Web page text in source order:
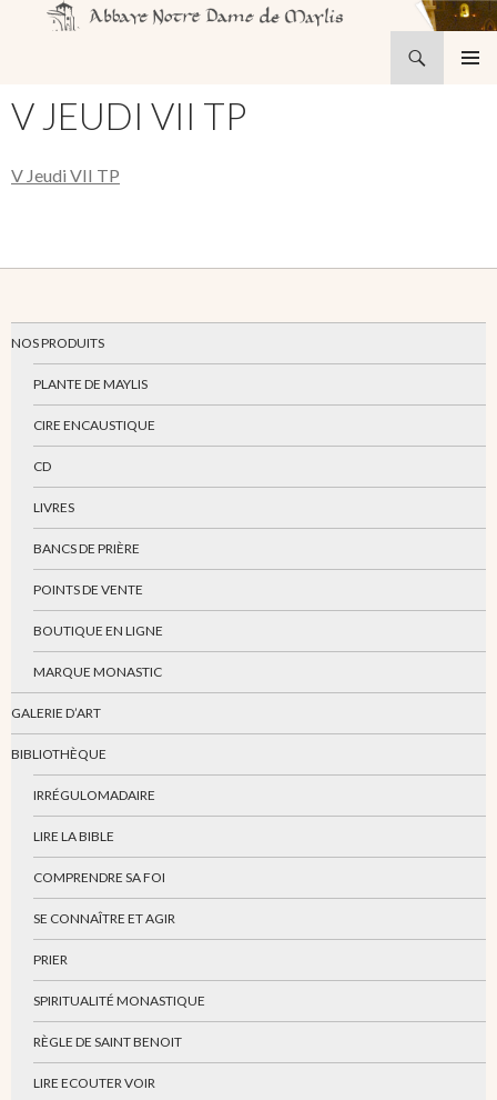
AU
CONTENU
V JEUDI VII TP
V Jeudi VII TP
NOS PRODUITS
PLANTE DE MAYLIS
CIRE ENCAUSTIQUE
CD
LIVRES
BANCS DE PRIÈRE
POINTS DE VENTE
BOUTIQUE EN LIGNE
MARQUE MONASTIC
GALERIE D’ART
BIBLIOTHÈQUE
IRRÉGULOMADAIRE
LIRE LA BIBLE
COMPRENDRE SA FOI
SE CONNAÎTRE ET AGIR
PRIER
SPIRITUALITÉ MONASTIQUE
RÈGLE DE SAINT BENOIT
LIRE ECOUTER VOIR